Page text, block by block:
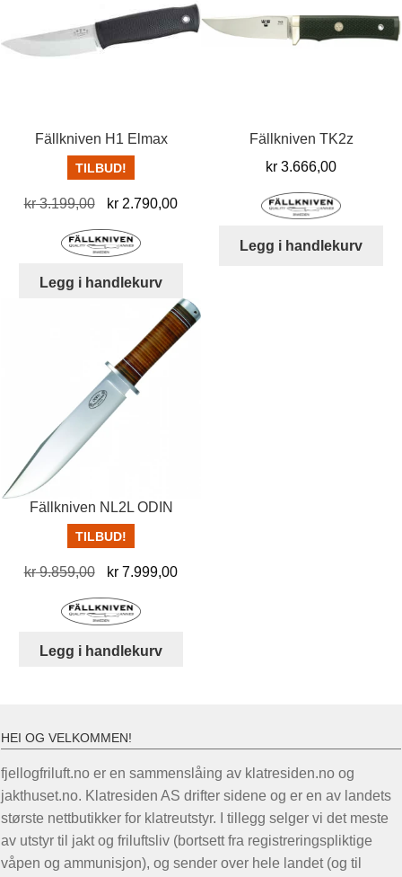
Fällkniven H1 Elmax
TILBUD!
kr3.199,00
Opprinnelig
var:
kr 2.790,00Nåværende
Legg i handlekurv
Fällkniven TK2z
kr 3.666,00
Legg i handlekurv
Fällkniven NL2L ODIN
TILBUD!
kr9.859,00
Opprinnelig
var:
kr 7.999,00Nåværende
Legg i handlekurv
HEI OG VELKOMMEN!
fjellogfriluft.no er en sammenslåing av klatresiden.no og
jakthuset.no. Klatresiden AS drifter sidene og er en av landets
største nettbutikker for klatreutstyr. I tillegg selger vi det meste
av utstyr til jakt og friluftsliv (bortsett fra registreringspliktige
våpen og ammunisjon), og sender over hele landet (og til